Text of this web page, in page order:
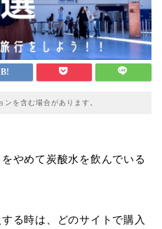
を含む場合があります。
やめて炭酸水を飲んでいる
る時は、どのサイトで購入